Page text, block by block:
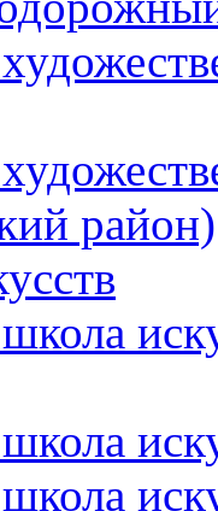
район)